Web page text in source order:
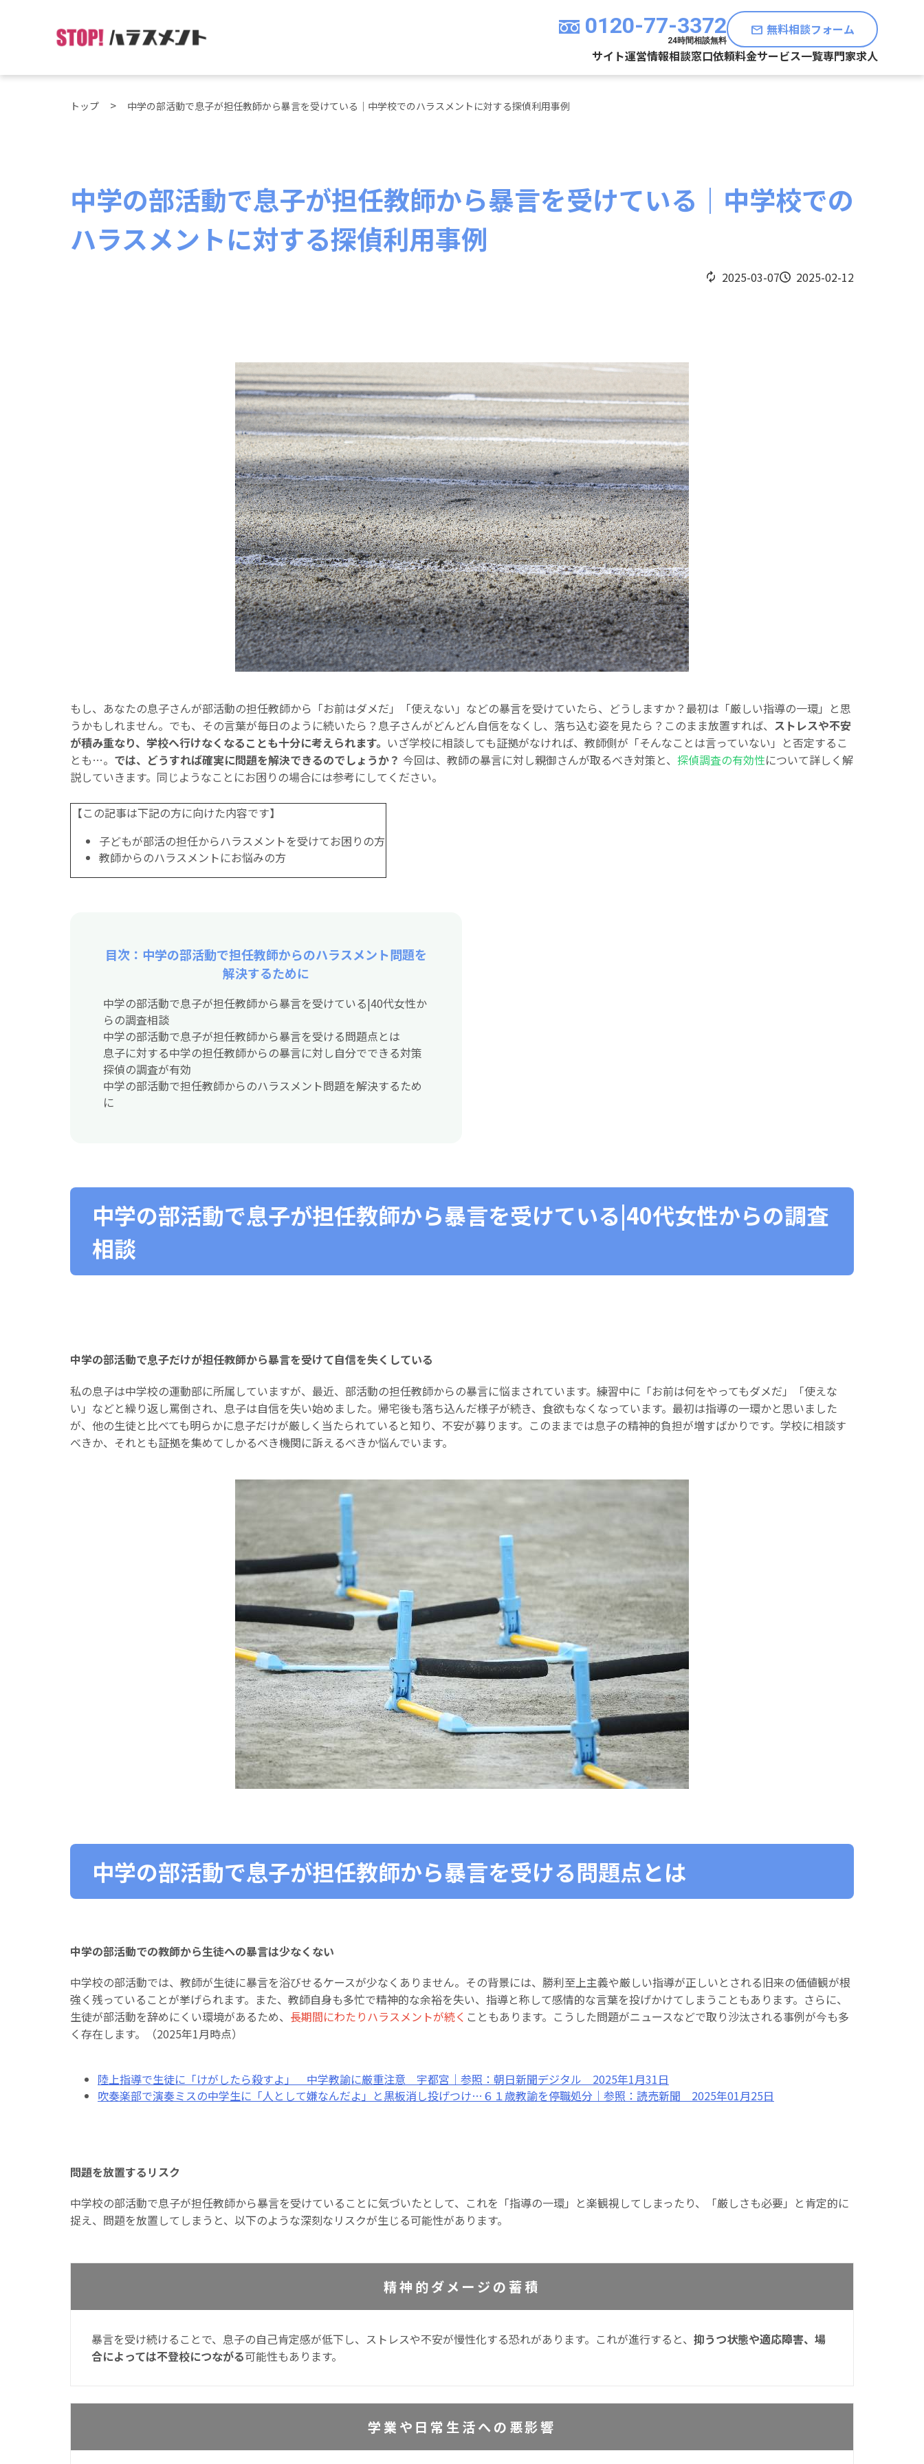
0120-77-3372
24時間相談無料
mail 無料相談フォーム
サイト運営情報相談窓口依頼料金サービス一覧専門家求人
トップ 中学の部活動で息子が担任教師から暴言を受けている｜中学校でのハラスメントに対する探偵利用事例
中学の部活動で息子が担任教師から暴言を受けている｜中学校での
ハラスメントに対する探偵利用事例
2025-03-07 2025-02-12
もし、あなたの息子さんが部活動の担任教師から「お前はダメだ」「使えない」などの暴言を受けていたら、どうしますか？最初は「厳しい指導の一環」と思
うかもしれません。でも、その言葉が毎日のように続いたら？息子さんがどんどん自信をなくし、落ち込む姿を見たら？このまま放置すれば、 ストレスや不安
が積み重なり、学校へ行けなくなることも十分に考えられます。 いざ学校に相談しても証拠がなければ、教師側が「そんなことは言っていない」と否定するこ
とも…。 では、どうすれば確実に問題を解決できるのでしょうか？ 今回は、教師の暴言に対し親御さんが取るべき対策と、 探偵調査の有効性について詳しく解
説していきます。同じようなことにお困りの場合には参考にしてください。
【この記事は下記の方に向けた内容です】
子どもが部活の担任からハラスメントを受けてお困りの方
教師からのハラスメントにお悩みの方
目次：中学の部活動で担任教師からのハラスメント問題を
解決するために
中学の部活動で息子が担任教師から暴言を受けている|40代女性か
らの調査相談
中学の部活動で息子が担任教師から暴言を受ける問題点とは
息子に対する中学の担任教師からの暴言に対し自分でできる対策
探偵の調査が有効
中学の部活動で担任教師からのハラスメント問題を解決するため
に
中学の部活動で息子が担任教師から暴言を受けている|40代女性からの調査
相談
中学の部活動で息子だけが担任教師から暴言を受けて自信を失くしている
私の息子は中学校の運動部に所属していますが、最近、部活動の担任教師からの暴言に悩まされています。練習中に「お前は何をやってもダメだ」「使えな
い」などと繰り返し罵倒され、息子は自信を失い始めました。帰宅後も落ち込んだ様子が続き、食欲もなくなっています。最初は指導の一環かと思いました
が、他の生徒と比べても明らかに息子だけが厳しく当たられていると知り、不安が募ります。このままでは息子の精神的負担が増すばかりです。学校に相談す
べきか、それとも証拠を集めてしかるべき機関に訴えるべきか悩んでいます。
中学の部活動で息子が担任教師から暴言を受ける問題点とは
中学の部活動での教師から生徒への暴言は少なくない
中学校の部活動では、教師が生徒に暴言を浴びせるケースが少なくありません。その背景には、勝利至上主義や厳しい指導が正しいとされる旧来の価値観が根
強く残っていることが挙げられます。また、教師自身も多忙で精神的な余裕を失い、指導と称して感情的な言葉を投げかけてしまうこともあります。さらに、
生徒が部活動を辞めにくい環境があるため、 長期間にわたりハラスメントが続く こともあります。こうした問題がニュースなどで取り沙汰される事例が今も多
く存在します。（2025年1月時点）
陸上指導で生徒に「けがしたら殺すよ」 中学教諭に厳重注意 宇都宮｜参照：朝日新聞デジタル 2025年1月31日
吹奏楽部で演奏ミスの中学生に「人として嫌なんだよ」と黒板消し投げつけ…６１歳教諭を停職処分｜参照：読売新聞 2025年01月25日
問題を放置するリスク
中学校の部活動で息子が担任教師から暴言を受けていることに気づいたとして、これを「指導の一環」と楽観視してしまったり、「厳しさも必要」と肯定的に
捉え、問題を放置してしまうと、以下のような深刻なリスクが生じる可能性があります。
精神的ダメージの蓄積
暴言を受け続けることで、息子の自己肯定感が低下し、ストレスや不安が慢性化する恐れがあります。これが進行すると、 抑うつ状態や適応障害、場
合によっては不登校につながる可能性もあります。
学業や日常生活への悪影響